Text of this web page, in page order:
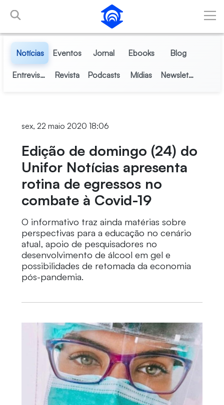
Pular para o Conteúdo principal
Notícias Eventos Jornal Ebooks Blog
Entrevistas Revista Podcasts Mídias Newsletter
sex, 22 maio 2020 18:06
Edição de domingo (24) do
Unifor Notícias apresenta
rotina de egressos no
combate à Covid-19
O informativo traz ainda matérias sobre
perspectivas para a educação no cenário
atual, apoio de pesquisadores no
desenvolvimento de álcool em gel e
possibilidades de retomada da economia
pós-pandemia.